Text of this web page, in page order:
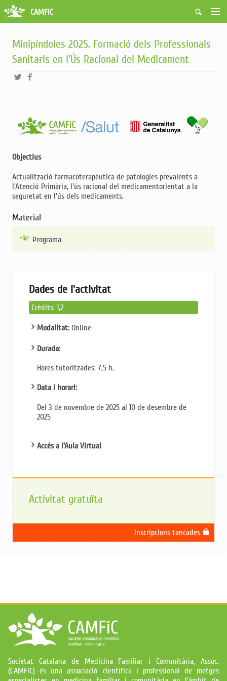
Qui som
Fes-te soci
Borsa de treball
Grups i Vocalies
CAMFiC
Minipíndoles 2025. Formació dels Professionals
Sanitaris en l’Ús Racional del Medicament
Objectius
Actualització farmacoterapèutica de patologies prevalents a
l'Atenció Primària, l'ús racional del medicamentorientat a la
seguretat en l'ús dels medicaments.
Material
Programa
Dades de l'activitat
Crèdits: 1,2
Modalitat: Online
Durada:
Hores tutoritzades: 7,5 h.
Data i horari:
Del 3 de novembre de 2025 al 10 de desembre de
2025
Accés a l'Aula Virtual
Activitat gratuïta
Inscripcions tancades
Societat Catalana de Medicina Familiar i Comunitària, Assoc.
(CAMFiC) és una associació científica i professional de metges